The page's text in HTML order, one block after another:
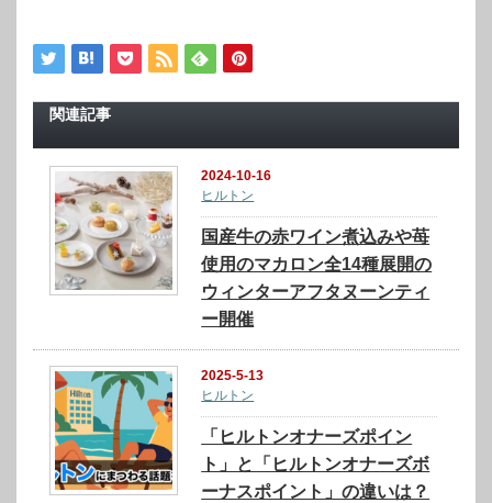
関連記事
2024-10-16
ヒルトン
国産牛の赤ワイン煮込みや苺
使用のマカロン全14種展開の
ウィンターアフタヌーンティ
ー開催
2025-5-13
ヒルトン
「ヒルトンオナーズポイン
ト」と「ヒルトンオナーズボ
ーナスポイント」の違いは？